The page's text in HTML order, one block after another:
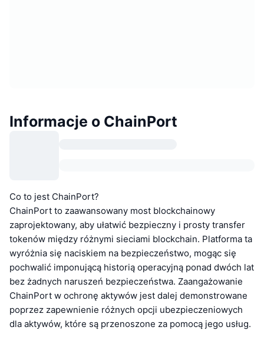
Informacje o ChainPort
Co to jest ChainPort?
ChainPort to zaawansowany most blockchainowy
zaprojektowany, aby ułatwić bezpieczny i prosty transfer
tokenów między różnymi sieciami blockchain. Platforma ta
wyróżnia się naciskiem na bezpieczeństwo, mogąc się
pochwalić imponującą historią operacyjną ponad dwóch lat
bez żadnych naruszeń bezpieczeństwa. Zaangażowanie
ChainPort w ochronę aktywów jest dalej demonstrowane
poprzez zapewnienie różnych opcji ubezpieczeniowych
dla aktywów, które są przenoszone za pomocą jego usług.